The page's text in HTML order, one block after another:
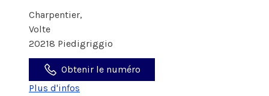
Charpentier,
Volte
20218 Piedigriggio
Obtenir le numéro
Plus d'infos